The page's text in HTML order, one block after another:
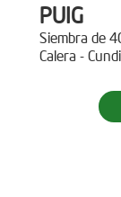
PUIG
Siembra de
Calera -